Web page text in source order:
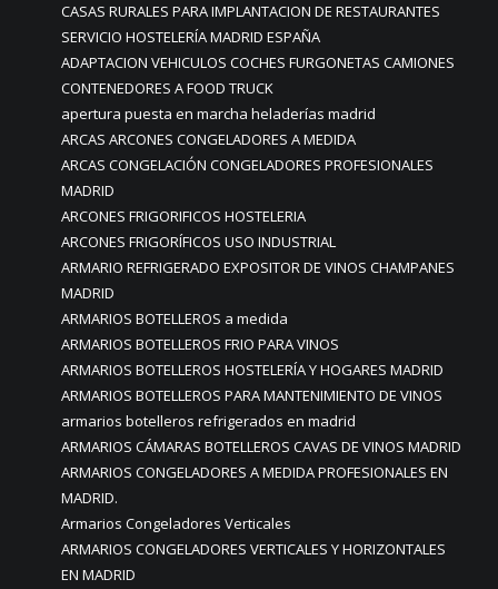
CASAS RURALES PARA IMPLANTACION DE RESTAURANTES
SERVICIO HOSTELERÍA MADRID ESPAÑA
ADAPTACION VEHICULOS COCHES FURGONETAS CAMIONES
CONTENEDORES A FOOD TRUCK
apertura puesta en marcha heladerías madrid
ARCAS ARCONES CONGELADORES A MEDIDA
ARCAS CONGELACIÓN CONGELADORES PROFESIONALES
MADRID
ARCONES FRIGORIFICOS HOSTELERIA
ARCONES FRIGORÍFICOS USO INDUSTRIAL
ARMARIO REFRIGERADO EXPOSITOR DE VINOS CHAMPANES
MADRID
ARMARIOS BOTELLEROS a medida
ARMARIOS BOTELLEROS FRIO PARA VINOS
ARMARIOS BOTELLEROS HOSTELERÍA Y HOGARES MADRID
ARMARIOS BOTELLEROS PARA MANTENIMIENTO DE VINOS
armarios botelleros refrigerados en madrid
ARMARIOS CÁMARAS BOTELLEROS CAVAS DE VINOS MADRID
ARMARIOS CONGELADORES A MEDIDA PROFESIONALES EN
MADRID.
Armarios Congeladores Verticales
ARMARIOS CONGELADORES VERTICALES Y HORIZONTALES
EN MADRID